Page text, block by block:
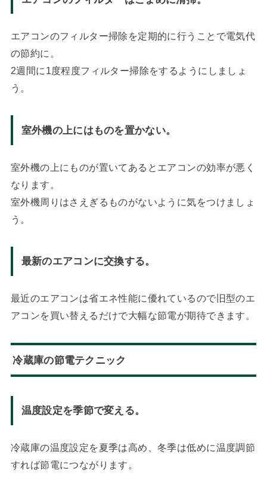
エアコンのフィルター掃除を定期的に行うことで電気代
の節約に。
2週間に1度程度フィルター掃除をするようにしましょ
う。
室外機の上にはものを置かない。
室外機の上にものが置いてあるとエアコンの効率が悪く
なります。
室外機周りはさえぎるものがないように気をつけましょ
う。
最新のエアコンに交換する。
最近のエアコンは省エネ性能に優れているので旧型のエ
アコンを買い替えるだけで大幅な節電が期待できます。
冷蔵庫の節電テクニック
温度設定を季節で変える。
冷蔵庫の温度設定を夏季は高め、冬季は低めに温度調節
すれば節電につながります。